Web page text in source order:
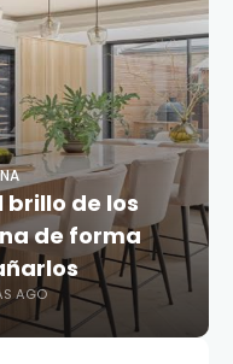
de los
de forma
AGO